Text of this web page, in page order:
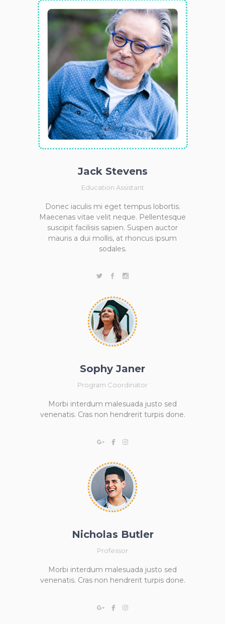
Jack Stevens
Education Assistant
Donec iaculis mi eget tempus lobortis.
Maecenas vitae velit neque. Pellentesque
suscipit facilisis sapien. Suspen auctor
mauris a dui mollis, at rhoncus ipsum
sodales.
Sophy Janer
Program Coordinator
Morbi interdum malesuada justo sed
venenatis. Cras non hendrerit turpis done.
Nicholas Butler
Professor
Morbi interdum malesuada justo sed
venenatis. Cras non hendrerit turpis done.